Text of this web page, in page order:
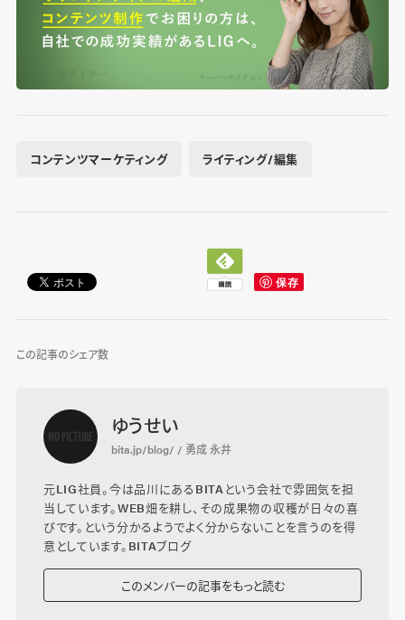
コンテンツマーケティング ライティング/編集
この記事のシェア数
ゆうせい
bita.jp/blog/ / 勇成 永井
元LIG社員。今は品川にあるBITAという会社で雰囲気を担
当しています。WEB畑を耕し、その成果物の収穫が日々の喜
びです。という分かるようでよく分からないことを言うのを得
意としています。 BITAブログ
このメンバーの記事をもっと読む